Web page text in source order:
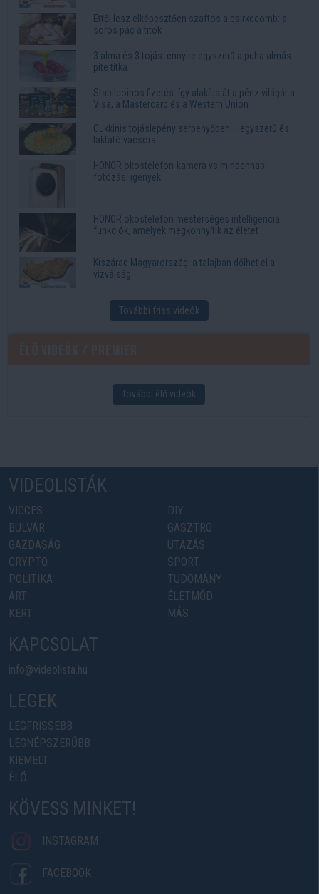
Ettől lesz elképesztően szaftos a csirkecomb: a
sörös pác a titok
3 alma és 3 tojás: ennyire egyszerű a puha almás
pite titka
Stabilcoinos fizetés: így alakítja át a pénz világát a
Visa, a Mastercard és a Western Union
Cukkinis tojáslepény serpenyőben – egyszerű és
laktató vacsora
HONOR okostelefon-kamera vs mindennapi
fotózási igények
HONOR okostelefon mesterséges intelligencia
funkciók, amelyek megkönnyítik az életet
Kiszárad Magyarország: a talajban dőlhet el a
vízválság
További friss videók
További élő videók
VIDEOLISTÁK
VICCES
BULVÁR
GAZDASÁG
CRYPTO
POLITIKA
ART
KERT
DIY
GASZTRO
UTAZÁS
SPORT
TUDOMÁNY
ÉLETMÓD
MÁS
KAPCSOLAT
info@videolista.hu
LEGEK
LEGFRISSEBB
LEGNÉPSZERŰBB
KIEMELT
ÉLŐ
KÖVESS MINKET!
INSTAGRAM
FACEBOOK